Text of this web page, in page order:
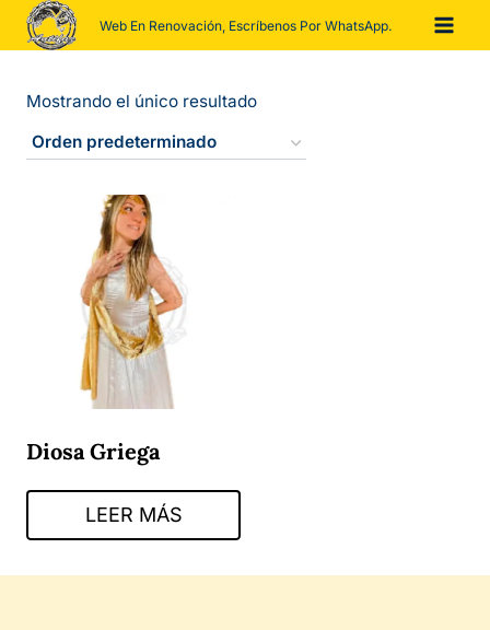
Saltar
Web En Renovación, Escríbenos Por WhatsApp.
Mostrando el único resultado
Diosa Griega
LEER MÁS